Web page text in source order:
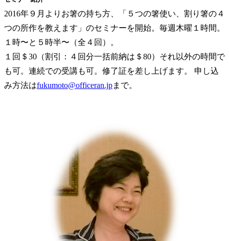
2016年９月よりお箸の持ち方、「５つの箸使い、割り箸の４
つの所作を教えます」のセミナーを開始。毎週木曜１時間。
１時〜と５時半〜（全４回）。
１回＄30（割引：４回分一括前納は＄80）それ以外の時間で
も可。連続での受講も可。修了証を差し上げます。 申し込
み方法はfukumoto@officeran.jpまで。